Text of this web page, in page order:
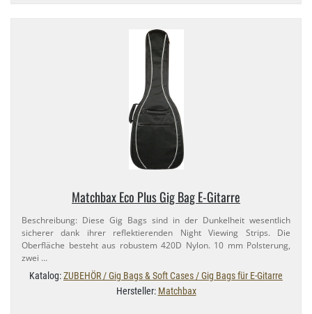
Matchbax Eco Plus Gig Bag E-​Gitarre
Beschreibung: Diese Gig Bags sind in der Dunkelheit wesentlich
sicherer dank ihrer reflektierenden Night Viewing Strips. Die
Oberfläche besteht aus robustem 420D Nylon. 10 mm Polsterung,
zwei …
Katalog:ZUBEHÖR / Gig Bags & Soft Cases / Gig Bags für E-Gitarre
Hersteller: Matchbax